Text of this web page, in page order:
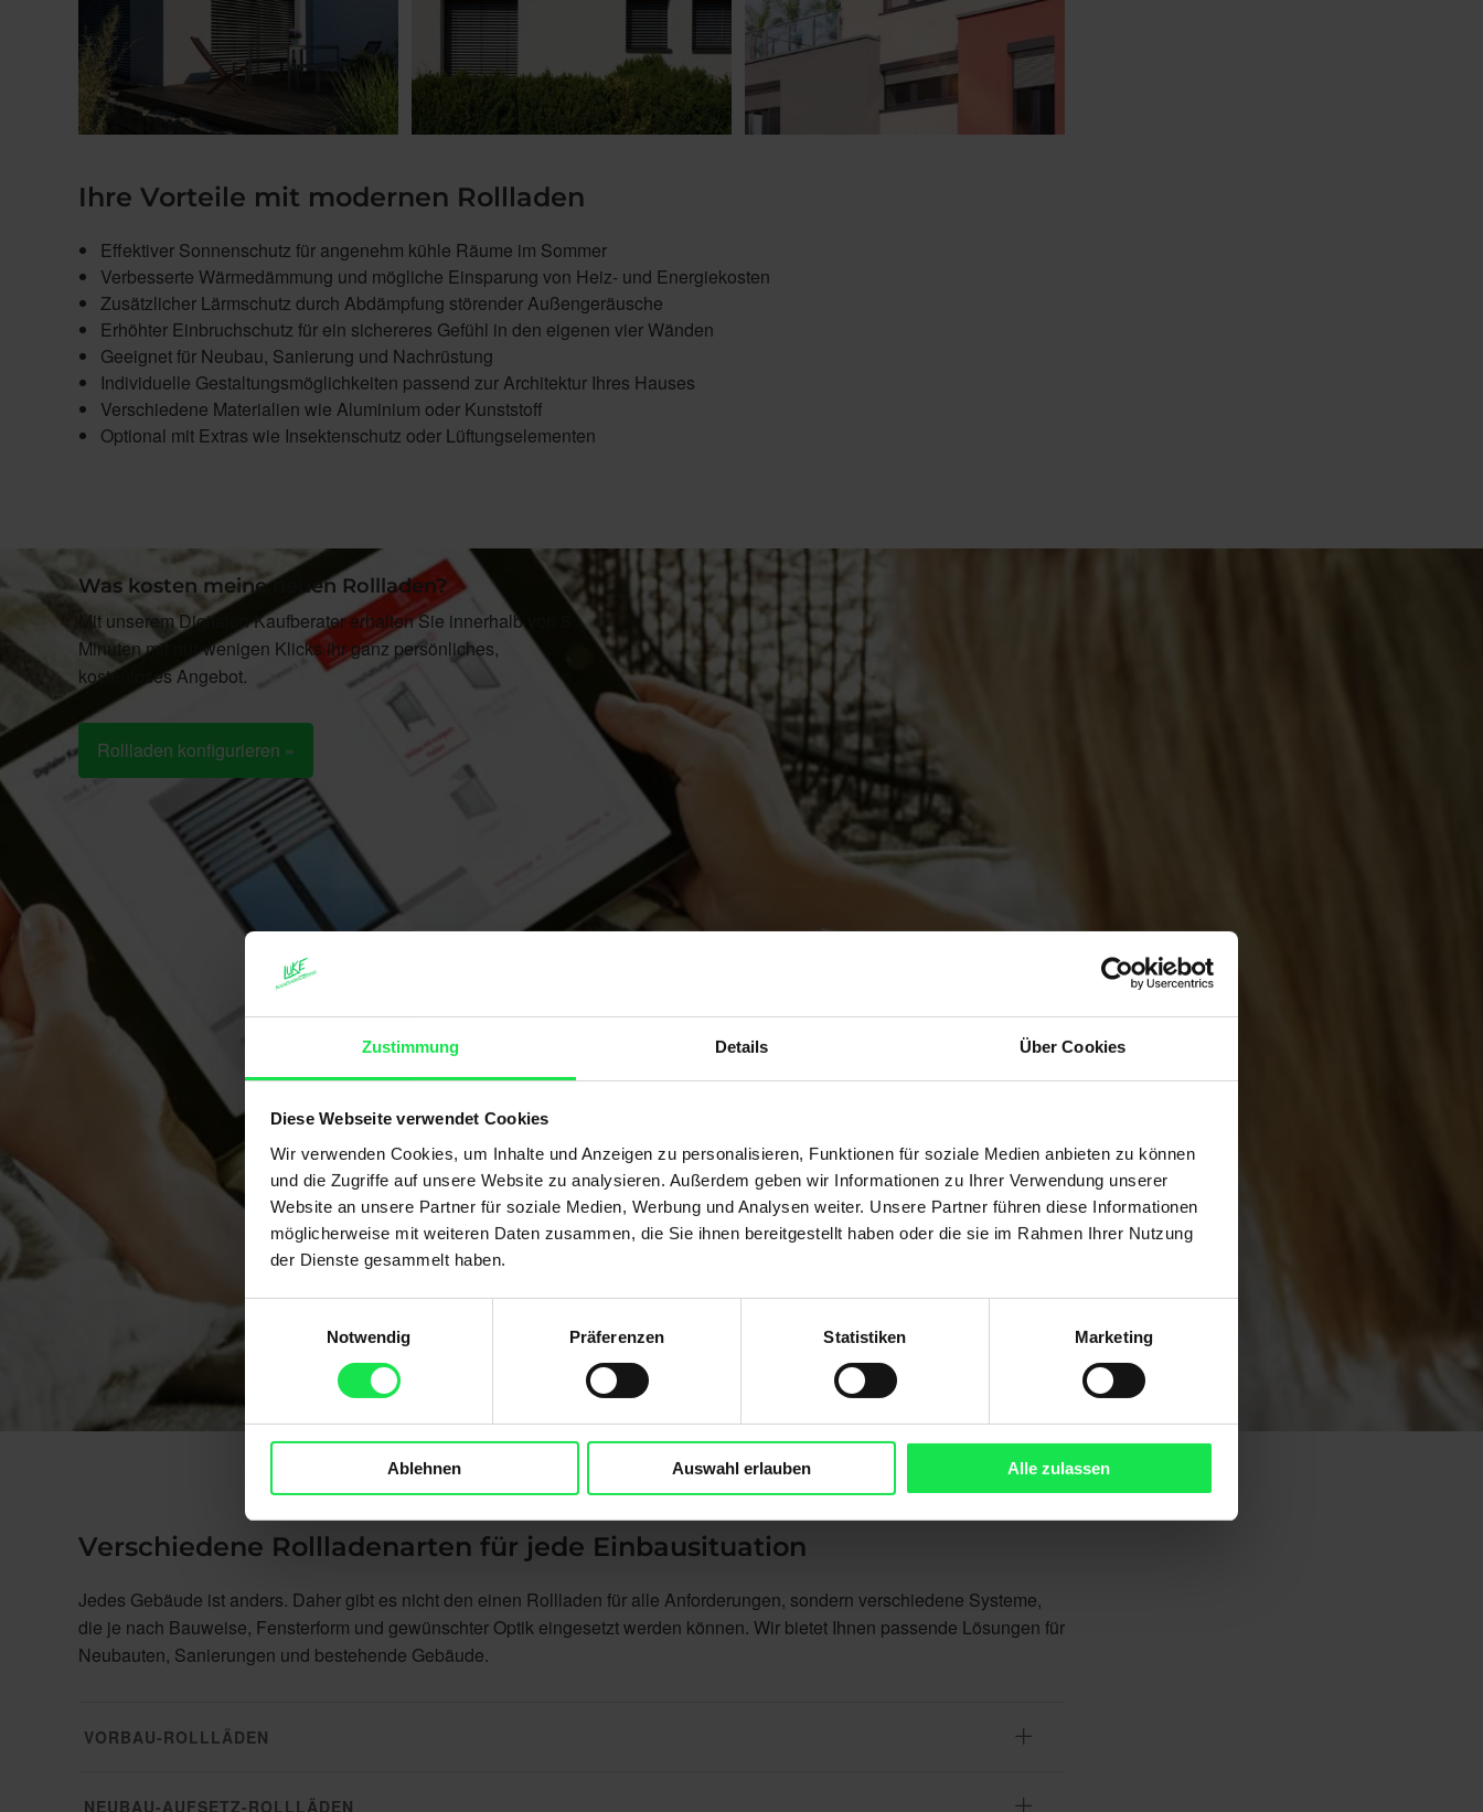
Zustimmung Details Über Cookies
Diese Webseite verwendet Cookies
Wir verwenden Cookies, um Inhalte und Anzeigen zu personalisieren, Funktionen für soziale Medien anbieten zu können
und die Zugriffe auf unsere Website zu analysieren. Außerdem geben wir Informationen zu Ihrer Verwendung unserer
Website an unsere Partner für soziale Medien, Werbung und Analysen weiter. Unsere Partner führen diese Informationen
möglicherweise mit weiteren Daten zusammen, die Sie ihnen bereitgestellt haben oder die sie im Rahmen Ihrer Nutzung
der Dienste gesammelt haben.
Notwendig
Präferenzen Statistiken Marketing
Ablehnen Auswahl erlauben Alle zulassen
Ihre Vorteile mit modernen Rollladen
Effektiver Sonnenschutz für angenehm kühle Räume im Sommer
Verbesserte Wärmedämmung und mögliche Einsparung von Heiz- und Energiekosten
Zusätzlicher Lärmschutz durch Abdämpfung störender Außengeräusche
Erhöhter Einbruchschutz für ein sichereres Gefühl in den eigenen vier Wänden
Geeignet für Neubau, Sanierung und Nachrüstung
Individuelle Gestaltungsmöglichkeiten passend zur Architektur Ihres Hauses
Verschiedene Materialien wie Aluminium oder Kunststoff
Optional mit Extras wie Insektenschutz oder Lüftungselementen
Was kosten meine neuen Rollladen?
Mit unserem Digitalen Kaufberater erhalten Sie innerhalb von 5
Minuten mit nur wenigen Klicks ihr ganz persönliches,
kostenloses Angebot.
Rollladen konfigurieren »
Verschiedene Rollladenarten für jede Einbausituation
Jedes Gebäude ist anders. Daher gibt es nicht den einen Rollladen für alle Anforderungen, sondern verschiedene Systeme,
die je nach Bauweise, Fensterform und gewünschter Optik eingesetzt werden können. Wir bietet Ihnen passende Lösungen für
Neubauten, Sanierungen und bestehende Gebäude.
VORBAU-ROLLLÄDEN
NEUBAU-AUFSETZ-ROLLLÄDEN